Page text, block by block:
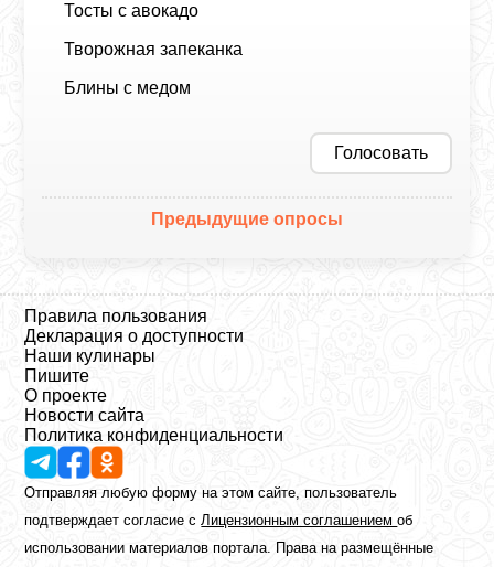
Тосты с авокадо
Творожная запеканка
Блины с медом
Голосовать
Предыдущие опросы
Правила пользования
Декларация о доступности
Наши кулинары
Пишите
О проекте
Новости сайта
Политика конфиденциальности
Отправляя любую форму на этом сайте, пользователь
подтверждает согласие сЛицензионным соглашениемоб
использовании материалов портала. Права на размещённые